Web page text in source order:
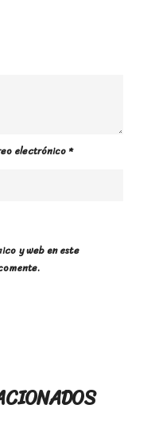
electrónico*
y web en este